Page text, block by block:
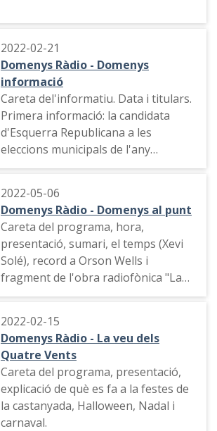
2022-02-21
Domenys Ràdio - Domenys
informació
Careta del'informatiu. Data i titulars.
Primera informació: la candidata
d'Esquerra Republicana a les
eleccions municipals de l'any
següent
2022-05-06
Domenys Ràdio - Domenys al punt
Careta del programa, hora,
presentació, sumari, el temps (Xevi
Solé), record a Orson Wells i
fragment de l'obra radiofònica "La
guerra dels mons", record a Lolita
2022-02-15
Domenys Ràdio - La veu dels
Quatre Vents
Careta del programa, presentació,
explicació de què es fa a la festes de
la castanyada, Halloween, Nadal i
carnaval.